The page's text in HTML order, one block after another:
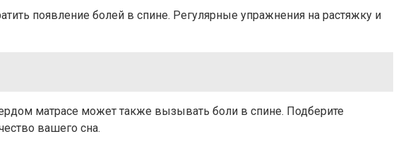
появление болей в спине. Регулярные упражнения на растяжку и
матрасе может также вызывать боли в спине. Подберите
вашего сна.